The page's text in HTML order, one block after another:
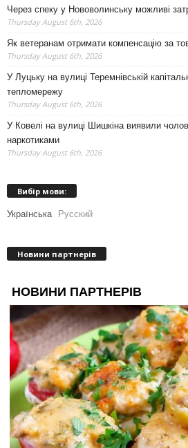
Через спеку у Нововолинську можливі
Thursday August 6th, 2026
Як ветеранам отримати компенсацію за
Thursday August 6th, 2026
У Луцьку на вулиці Теремнівській
тепломережу
Thursday August 6th, 2026
У Ковелі на вулиці Шишкіна виявили
наркотиками
Thursday August 6th, 2026
Вибір мови:
Українська Русский
Новини партнерів